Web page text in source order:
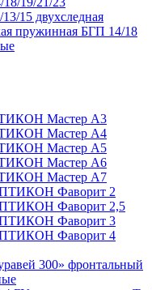
15 двухследная
пружинная БГП 14/18
Мастер А3
Мастер А4
Мастер А5
Мастер А6
Мастер А7
Фаворит 2
Фаворит 2,5
Фаворит 3
Фаворит 4
300» фронтальный